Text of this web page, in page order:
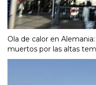
Ola de calor en
muertos por las altas